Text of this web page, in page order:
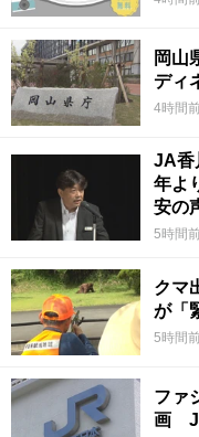
岡山
ディ
4時間
JA香
年よ
安の
5時間
クマ
が「
5時間
ファ
画